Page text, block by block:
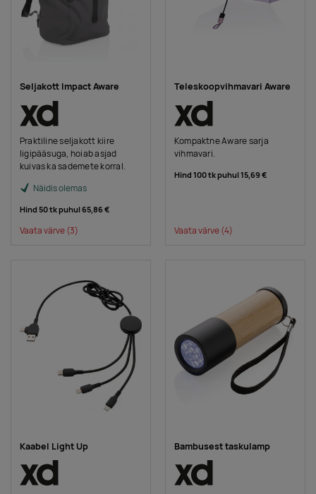
Seljakott Impact Aware
Praktiline seljakott kiire
ligipääsuga, hoiab asjad
kuivas ka sademete korral.
Näidis olemas
Hind 50 tk puhul65,86 €
Vaata värve(3)
Teleskoopvihmavari Aware
Kompaktne Aware sarja
vihmavari.
Hind 100 tk puhul15,69 €
Vaata värve(4)
Kaabel Light Up Bambusest taskulamp